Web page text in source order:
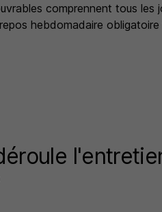
comprennent tous les
hebdomadaire